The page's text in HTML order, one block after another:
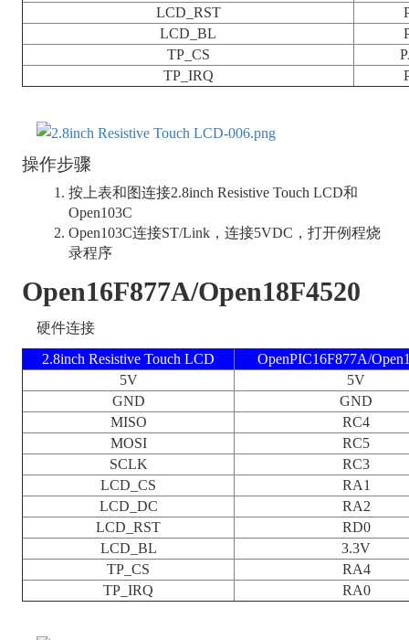
LCD_RST
LCD_BL
TP_CS
TP_IRQ
操作步骤
按上表和图连接2.8inch Resistive Touch LCD和
Open103C
Open103C连接ST/Link，连接5VDC，打开例程烧
录程序
Open16F877A/Open18F4520
硬件连接
2.8inch Resistive Touch LCD
OpenPIC16F877A/
5V
5V
GND
GND
MISO
RC4
MOSI
RC5
SCLK
RC3
LCD_CS
RA1
LCD_DC
RA2
LCD_RST
RD0
LCD_BL
3.3V
TP_CS
RA4
TP_IRQ
RA0